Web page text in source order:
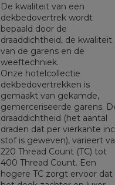
De kwaliteit van een
dekbedovertrek wordt
bepaald door de
draaddichtheid, de kwaliteit
van de garens en de
weeftechniek.
Onze hotelcollectie
dekbedovertrekken is
gemaakt van gekamde,
gemerceriseerde garens.
draaddichtheid (het aantal
draden dat per vierkante
stof is geweven), varieert
220 Thread Count (TC) tot
400 Thread Count. Een
hogere TC zorgt ervoor dat